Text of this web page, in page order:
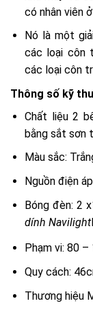
có nhân viên
Nó là một
các loại côn
các loại côn
Thông số kỹ
Chất liệu 2
bằng sắt sơn
Màu sắc:
Nguồn điện
Bóng đèn: 2
dính Navilight
Phạm vi: 80 –
Quy cách:
Thương hiệu